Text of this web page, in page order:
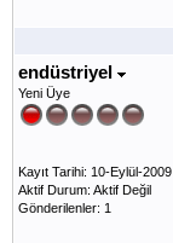
endüstriyel
Yeni Üye
Kayıt Tarihi: 10-Eylül-2009
Aktif Durum: Aktif Değil
Gönderilenler: 1